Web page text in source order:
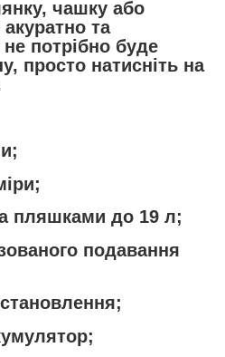
чашку або
та
потрібно буде
просто натисніть на
пляшками до 19 л;
подавання